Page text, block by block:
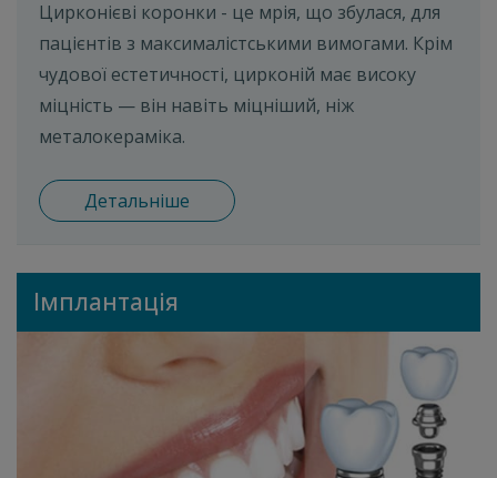
Цирконієві коронки - це мрія, що збулася, для
пацієнтів з максималістськими вимогами. Крім
чудової естетичності, цирконій має високу
міцність — він навіть міцніший, ніж
металокераміка.
Детальніше
Імплантація